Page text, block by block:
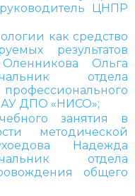
ЦНПР
как средство
результатов
Ольга
отдела
ДПО «НИСО»;
занятия в
методической
Надежда
отдела
общего